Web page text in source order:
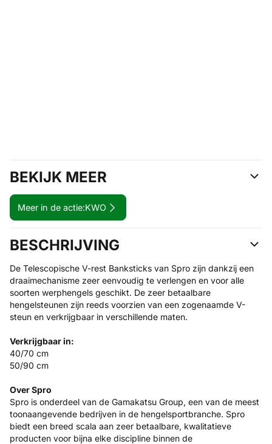
BEKIJK MEER
Meer in de actie:KWO
BESCHRIJVING
De Telescopische V-rest Banksticks van Spro zijn dankzij een
draaimechanisme zeer eenvoudig te verlengen en voor alle
soorten werphengels geschikt. De zeer betaalbare
hengelsteunen zijn reeds voorzien van een zogenaamde V-
steun en verkrijgbaar in verschillende maten.
Verkrijgbaar in:
40/70 cm
50/90 cm
Over Spro
Spro is onderdeel van de Gamakatsu Group, een van de meest
toonaangevende bedrijven in de hengelsportbranche. Spro
biedt een breed scala aan zeer betaalbare, kwalitatieve
producten voor bijna elke discipline binnen de